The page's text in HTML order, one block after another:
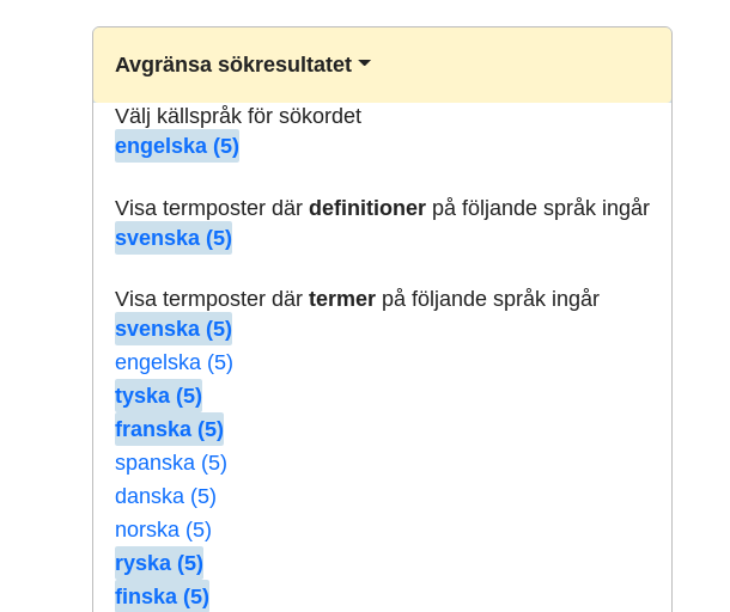
Avgränsa sökresultatet
Välj källspråk för sökordet
engelska (5)
Visa termposter därdefinitioner på följande språk ingår
svenska (5)
Visa termposter därtermer på följande språk ingår
svenska (5)
engelska (5)
tyska (5)
franska (5)
spanska (5)
danska (5)
norska (5)
ryska (5)
finska (5)